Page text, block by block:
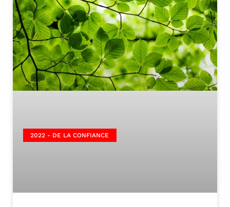
2022 - DE LA CONFIANCE